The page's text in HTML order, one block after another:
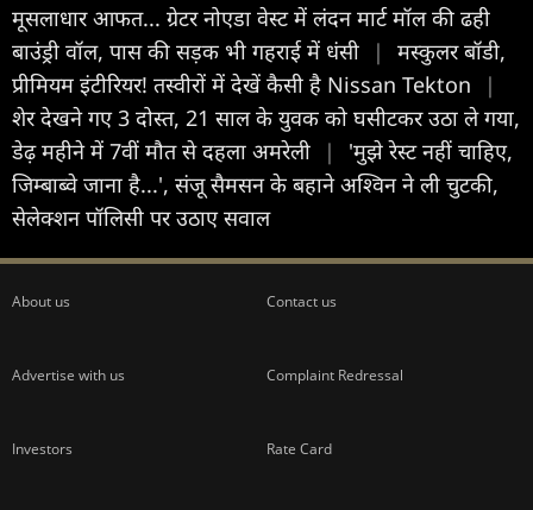
मूसलाधार आफत... ग्रेटर नोएडा वेस्ट में लंदन मार्ट मॉल की ढही
बाउंड्री वॉल, पास की सड़क भी गहराई में धंसी
|
मस्कुलर बॉडी,
प्रीमियम इंटीरियर! तस्वीरों में देखें कैसी है Nissan Tekton
|
शेर देखने गए 3 दोस्त, 21 साल के युवक को घसीटकर उठा ले गया,
डेढ़ महीने में 7वीं मौत से दहला अमरेली
|
'मुझे रेस्ट नहीं चाहिए,
जिम्बाब्वे जाना है...', संजू सैमसन के बहाने अश्विन ने ली चुटकी,
सेलेक्शन पॉलिसी पर उठाए सवाल
About us Contact us
Advertise with us Complaint Redressal
Investors Rate Card